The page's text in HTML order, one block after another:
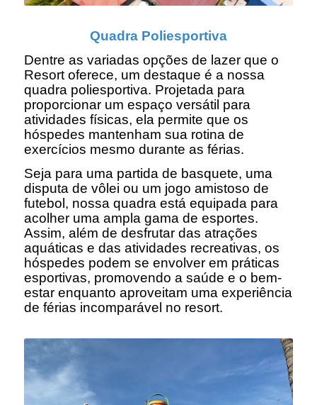
Quadra Poliesportiva
Dentre as variadas opções de lazer que o
Resort oferece, um destaque é a nossa
quadra poliesportiva. Projetada para
proporcionar um espaço versátil para
atividades físicas, ela permite que os
hóspedes mantenham sua rotina de
exercícios mesmo durante as férias.
Seja para uma partida de basquete, uma
disputa de vôlei ou um jogo amistoso de
futebol, nossa quadra está equipada para
acolher uma ampla gama de esportes.
Assim, além de desfrutar das atrações
aquáticas e das atividades recreativas, os
hóspedes podem se envolver em práticas
esportivas, promovendo a saúde e o bem-
estar enquanto aproveitam uma experiência
de férias incomparável no resort.